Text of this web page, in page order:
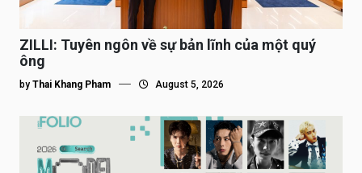
ZILLI: Tuyên ngôn về sự bản lĩnh của một quý
ông
by Thai Khang Pham August 5, 2026